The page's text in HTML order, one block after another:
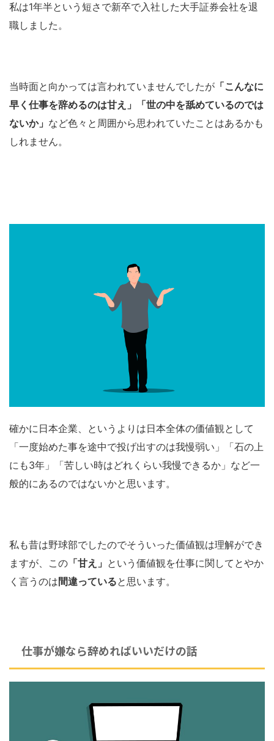
私は1年半という短さで新卒で入社した大手証券会社を退
職しました。
当時面と向かっては言われていませんでしたが 「こんなに
早く仕事を辞めるのは甘え」「世の中を舐めているのでは
ないか」 など色々と周囲から思われていたことはあるかも
しれません。
確かに日本企業、というよりは日本全体の価値観として
「一度始めた事を途中で投げ出すのは我慢弱い」「石の上
にも3年」「苦しい時はどれくらい我慢できるか」など一
般的にあるのではないかと思います。
私も昔は野球部でしたのでそういった価値観は理解ができ
ますが、この 「甘え」 という価値観を仕事に関してとやか
く言うのは間違っていると思います。
仕事が嫌なら辞めればいいだけの話